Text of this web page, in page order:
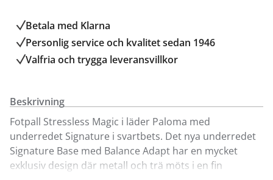
Betala med Klarna
Personlig service och kvalitet sedan 1946
Valfria och trygga leveransvillkor
Beskrivning
Fotpall Stressless Magic i läder Paloma med
underredet Signature i svartbets. Det nya underredet
Signature Base med Balance Adapt har en mycket
exklusiv design där metall och trä möts i en fin